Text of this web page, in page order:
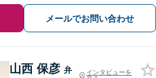
メールでお問い合わせ
山西 保彦 弁
インタビューを